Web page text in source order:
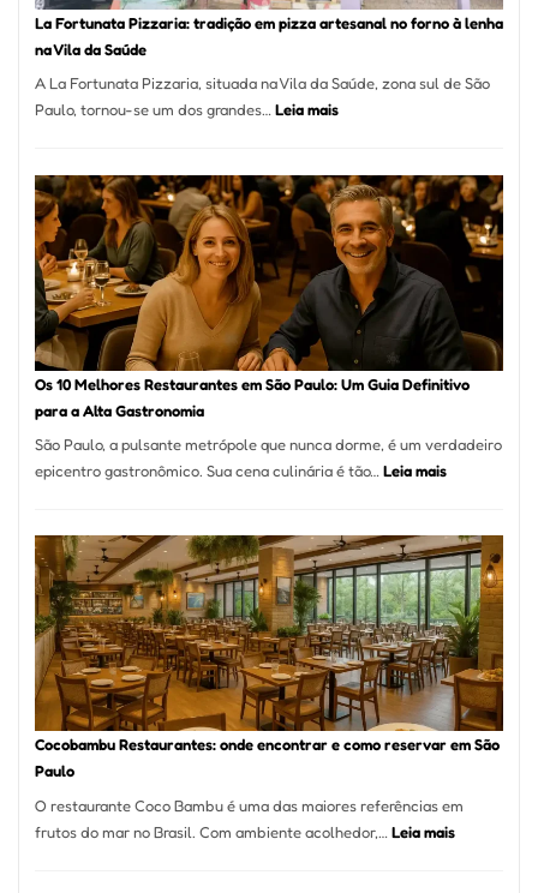
La Fortunata Pizzaria: tradição em pizza artesanal no forno à lenha
na Vila da Saúde
A La Fortunata Pizzaria, situada na Vila da Saúde, zona sul de São
Paulo, tornou-se um dos grandes…Leia mais:
Pizzaria:
tradição
em
pizza
artesanal
forno
à
Vila
da
Os 10 Melhores Restaurantes em São Paulo: Um Guia Definitivo
para a Alta Gastronomia
São Paulo, a pulsante metrópole que nunca dorme, é um verdadeiro
epicentro gastronômico. Sua cena culinária é tão… Leia mais:
Melhores
Restaurantes
em
São
Paulo:
Um
Guia
Definitivo
Alta
Gastronomia
Cocobambu Restaurantes: onde encontrar e como reservar em São
Paulo
O restaurante Coco Bambu é uma das maiores referências em
frutos do mar no Brasil. Com ambiente acolhedor,… Leia mais: